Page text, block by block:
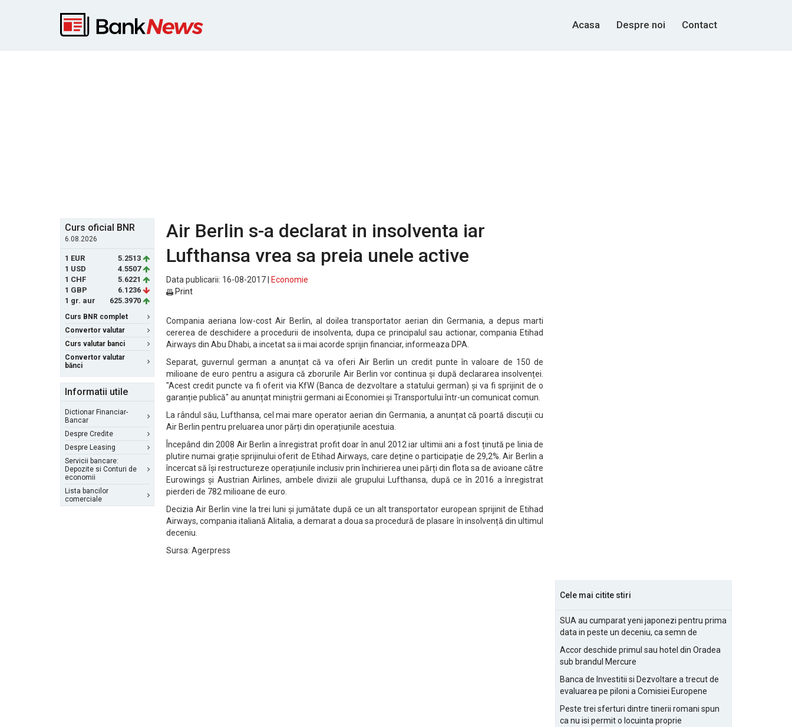
Acasa Despre noi Contact
Curs oficial BNR
6.08.2026
1 EUR
5.2513
1 USD
4.5507
1 CHF
5.6221
1 GBP
6.1236
1 gr. aur
625.3970
Curs BNR complet
Convertor valutar
Curs valutar banci
Convertor valutar
bănci
Informatii utile
Dictionar Financiar-
Bancar
Despre Credite
Despre Leasing
Servicii bancare:
Depozite si Conturi de
economii
Lista bancilor
comerciale
Air Berlin s-a declarat in insolventa iar
Lufthansa vrea sa preia unele active
Data publicarii: 16-08-2017 |
Economie
Print
Compania aeriana low-cost Air Berlin, al doilea transportator aerian din Germania, a depus marti
cererea de deschidere a procedurii de insolventa, dupa ce principalul sau actionar, compania Etihad
Airways din Abu Dhabi, a incetat sa ii mai acorde sprijin financiar, informeaza DPA.
Separat, guvernul german a anunțat că va oferi Air Berlin un credit punte în valoare de 150 de
milioane de euro pentru a asigura că zborurile Air Berlin vor continua și după declararea insolvenței.
"Acest credit puncte va fi oferit via KfW (Banca de dezvoltare a statului german) și va fi sprijinit de o
garanție publică" au anunțat miniștrii germani ai Economiei și Transportului într-un comunicat comun.
La rândul său, Lufthansa, cel mai mare operator aerian din Germania, a anunțat că poartă discuții cu
Air Berlin pentru preluarea unor părți din operațiunile acestuia.
Începând din 2008 Air Berlin a înregistrat profit doar în anul 2012 iar ultimii ani a fost ținută pe linia de
plutire numai grație sprijinului oferit de Etihad Airways, care deține o participație de 29,2%. Air Berlin a
încercat să își restructureze operațiunile inclusiv prin închirierea unei părți din flota sa de avioane către
Eurowings și Austrian Airlines, ambele divizii ale grupului Lufthansa, după ce în 2016 a înregistrat
pierderi de 782 milioane de euro.
Decizia Air Berlin vine la trei luni și jumătate după ce un alt transportator european sprijinit de Etihad
Airways, compania italiană Alitalia, a demarat a doua sa procedură de plasare în insolvență din ultimul
deceniu.
Sursa: Agerpress
Cele mai citite stiri
SUA au cumparat yeni japonezi pentru prima
data in peste un deceniu, ca semn de
Accor deschide primul sau hotel din Oradea
sub brandul Mercure
Banca de Investitii si Dezvoltare a trecut de
evaluarea pe piloni a Comisiei Europene
Peste trei sferturi dintre tinerii romani spun
ca nu isi permit o locuinta proprie